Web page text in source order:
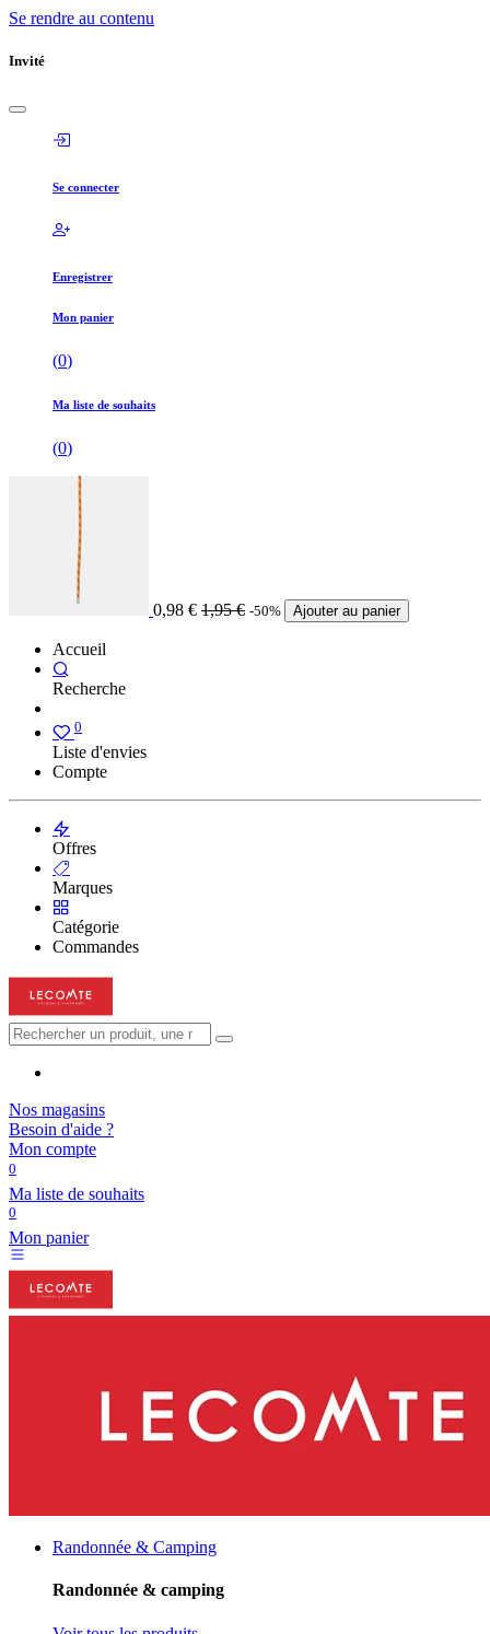
Se rendre au contenu
Invité
Se connecter
Enregistrer
Mon panier
(0)
Ma liste de souhaits
(0)
0,98 € 1,95€ -50% Ajouter au panier
Accueil
Recherche
0
Liste d'envies
Compte
Offres
Marques
Catégorie
Commandes
Nos magasins
Besoin d'aide ?
Mon compte
0
Ma liste de souhaits
0
Mon panier
Randonnée & Camping
Randonnée & camping